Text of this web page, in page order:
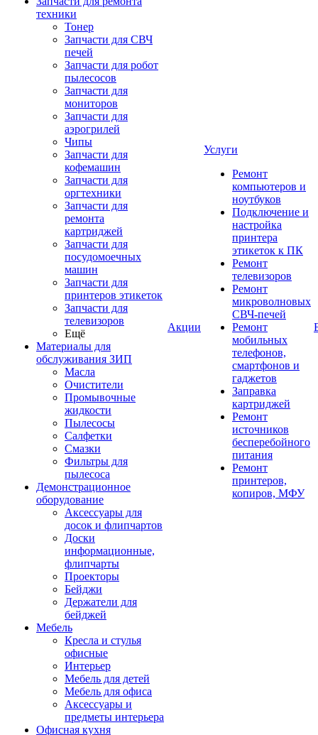
техники
Тонер
Запчасти для СВЧ
печей
Запчасти для робот
пылесосов
Запчасти для
мониторов
Запчасти для
аэрогрилей
Чипы
Запчасти для
кофемашин
Запчасти для
оргтехники
Запчасти для
ремонта
картриджей
Запчасти для
посудомоечных
машин
Запчасти для
принтеров этикеток
Запчасти для
телевизоров
Ещё
Материалы для
обслуживания ЗИП
Масла
Очистители
Промывочные
жидкости
Пылесосы
Салфетки
Смазки
Фильтры для
пылесоса
Демонстрационное
оборудование
Аксессуары для
досок и флипчартов
Доски
информационные,
флипчарты
Проекторы
Бейджи
Держатели для
бейджей
Мебель
Кресла и стулья
офисные
Интерьер
Мебель для детей
Мебель для офиса
Аксессуары и
предметы интерьера
Офисная кухня
Акции
Услуги
Ремонт
компьютеров и
ноутбуков
Подключение и
настройка
принтера
этикеток к ПК
Ремонт
телевизоров
Ремонт
микроволновых
СВЧ-печей
Ремонт
мобильных
телефонов,
смартфонов и
гаджетов
Заправка
картриджей
Ремонт
источников
бесперебойного
питания
Ремонт
принтеров,
копиров, МФУ